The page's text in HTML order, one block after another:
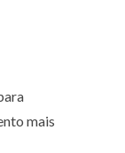
mais